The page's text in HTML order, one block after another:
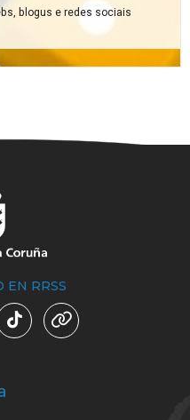
blogus e redes sociais
EN RRSS